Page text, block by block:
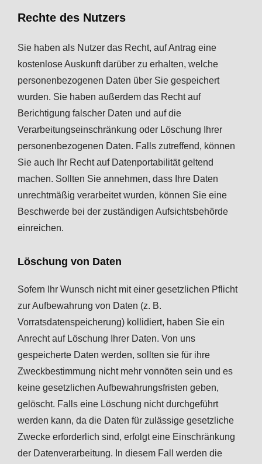
Rechte des Nutzers
Sie haben als Nutzer das Recht, auf Antrag eine
kostenlose Auskunft darüber zu erhalten, welche
personenbezogenen Daten über Sie gespeichert
wurden. Sie haben außerdem das Recht auf
Berichtigung falscher Daten und auf die
Verarbeitungseinschränkung oder Löschung Ihrer
personenbezogenen Daten. Falls zutreffend, können
Sie auch Ihr Recht auf Datenportabilität geltend
machen. Sollten Sie annehmen, dass Ihre Daten
unrechtmäßig verarbeitet wurden, können Sie eine
Beschwerde bei der zuständigen Aufsichtsbehörde
einreichen.
Löschung von Daten
Sofern Ihr Wunsch nicht mit einer gesetzlichen Pflicht
zur Aufbewahrung von Daten (z. B.
Vorratsdatenspeicherung) kollidiert, haben Sie ein
Anrecht auf Löschung Ihrer Daten. Von uns
gespeicherte Daten werden, sollten sie für ihre
Zweckbestimmung nicht mehr vonnöten sein und es
keine gesetzlichen Aufbewahrungsfristen geben,
gelöscht. Falls eine Löschung nicht durchgeführt
werden kann, da die Daten für zulässige gesetzliche
Zwecke erforderlich sind, erfolgt eine Einschränkung
der Datenverarbeitung. In diesem Fall werden die